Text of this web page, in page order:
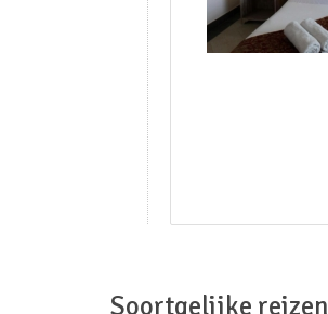
Soortgelijke reizen